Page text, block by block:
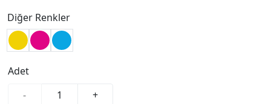
Diğer Renkler
Adet
-
+